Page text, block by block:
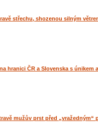
střechu, shozenou silným
hranici ČR a Slovenska s únikem
mužův prst před „vražedným“